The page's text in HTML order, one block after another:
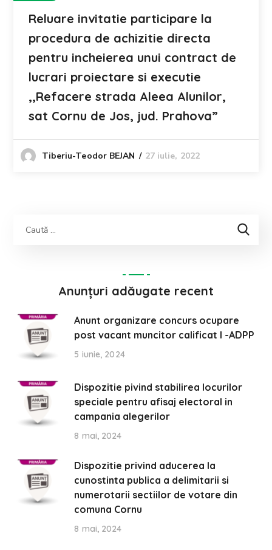
Reluare invitatie participare la
procedura de achizitie directa
pentru incheierea unui contract de
lucrari proiectare si executie
,,Refacere strada Aleea Alunilor,
sat Cornu de Jos, jud. Prahova”
Tiberiu-Teodor BEJAN 27 iulie, 2022
Anunțuri adăugate recent
Anunt organizare concurs ocupare
post vacant muncitor calificat I -ADPP
5 iunie, 2024
Dispozitie pivind stabilirea locurilor
speciale pentru afisaj electoral in
campania alegerilor
8 mai, 2024
Dispozitie privind aducerea la
cunostinta publica a delimitarii si
numerotarii sectiilor de votare din
comuna Cornu
8 mai, 2024